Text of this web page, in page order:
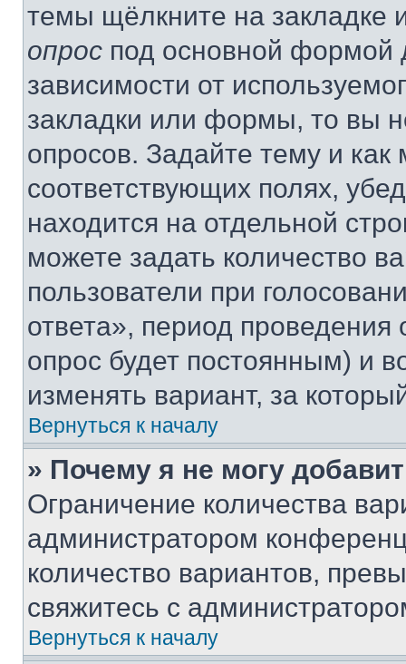
темы щёлкните на
опрос под основной формой
зависимости от
закладки или формы, то вы
опросов. Задайте тему и
соответствующих полях,
находится на отдельной
можете задать количество
пользователи при
ответа», период проведения
опрос будет постоянным) и
изменять вариант, за
Вернуться к началу
» Почему я не могу
Ограничение количества
администратором
количество вариантов,
свяжитесь с
Вернуться к началу